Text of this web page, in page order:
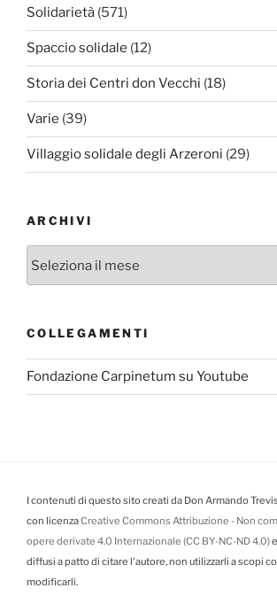
Solidarietà (571)
Spaccio solidale (12)
Storia dei Centri don Vecchi (18)
Varie (39)
Villaggio solidale degli Arzeroni (29)
ARCHIVI
Archivi
COLLEGAMENTI
Fondazione Carpinetum su Youtube
I contenuti di questo sito creati da Don Armando
con licenzaCreative Commons Attribuzione - Non
opere derivate 4.0 Internazionale (CC BY-NC-ND 4.0)
diffusi a patto di citare l'autore, non utilizzarli a scopi
modificarli.